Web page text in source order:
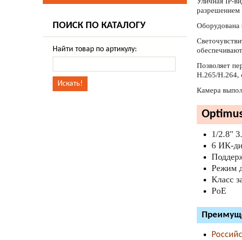
Позволяет
H.265/H.264,
Камера
1/2.8"
6 ИК-
Режим
Класс
PoE
ПОИСК ПО КАТАЛОГУ
Найти товар по артикулу: